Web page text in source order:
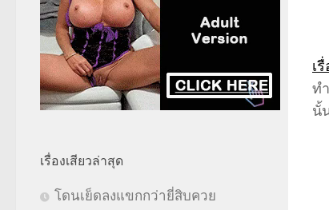
เ
ท
นั้
เรื่องเสียวล่าสุด
โดนเย็ดลงแขกกว่ายี่สิบควย